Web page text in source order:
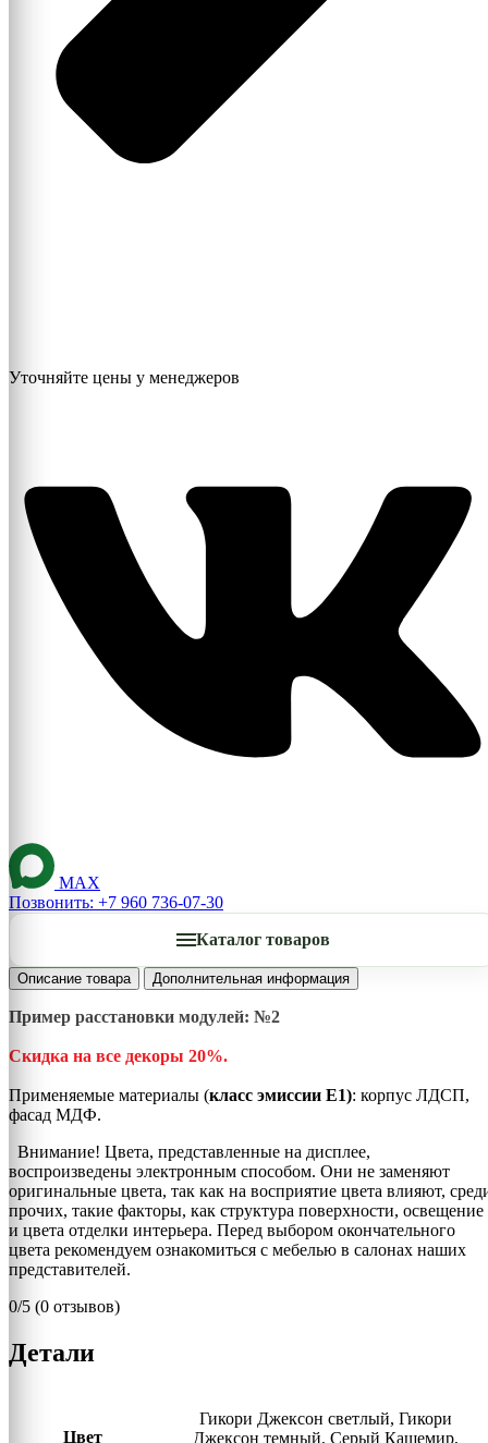
Уточняйте цены у менеджеров
MAX
Позвонить: +7 960 736-07-30
Каталог товаров
Описание товара Дополнительная информация
Пример расстановки модулей: №2
Скидка на все декоры 20%.
Применяемые материалы (класс эмиссии Е1): корпус ЛДСП,
фасад МДФ.
Внимание! Цвета, представленные на дисплее,
воспроизведены электронным способом. Они не заменяют
оригинальные цвета, так как на восприятие цвета влияют,
прочих, такие факторы, как структура поверхности, освещение
и цвета отделки интерьера. Перед выбором окончательного
цвета рекомендуем ознакомиться с мебелью в салонах наших
представителей.
0/5 (0 отзывов)
Детали
Цвет
Гикори Джексон светлый, Гикори
Джексон темный, Серый Кашемир,